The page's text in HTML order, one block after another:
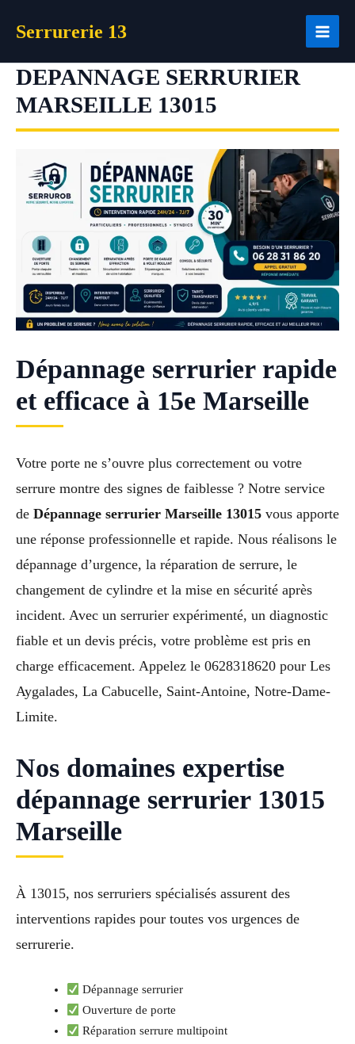
Serrurerie 13
DEPANNAGE SERRURIER
MARSEILLE 13015
Dépannage serrurier rapide
et efficace à 15e Marseille
Votre porte ne s’ouvre plus correctement ou votre
serrure montre des signes de faiblesse ? Notre service
de Dépannage serrurier Marseille 13015 vous apporte
une réponse professionnelle et rapide. Nous réalisons le
dépannage d’urgence, la réparation de serrure, le
changement de cylindre et la mise en sécurité après
incident. Avec un serrurier expérimenté, un diagnostic
fiable et un devis précis, votre problème est pris en
charge efficacement. Appelez le 0628318620 pour Les
Aygalades, La Cabucelle, Saint-Antoine, Notre-Dame-
Limite.
Nos domaines expertise
dépannage serrurier 13015
Marseille
À 13015, nos serruriers spécialisés assurent des
interventions rapides pour toutes vos urgences de
serrurerie.
Dépannage serrurier
Ouverture de porte
Réparation serrure multipoint